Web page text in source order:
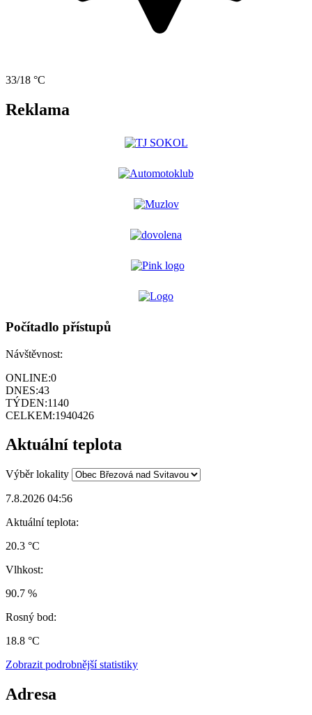
33/18 °C
Reklama
Počítadlo přístupů
Návštěvnost:
ONLINE:0
DNES:43
TÝDEN:1140
CELKEM:1940426
Aktuální teplota
Výběr lokality
7.8.2026 04:56
Aktuální teplota:
20.3 °C
Vlhkost:
90.7 %
Rosný bod:
18.8 °C
Zobrazit podrobnější statistiky
Adresa